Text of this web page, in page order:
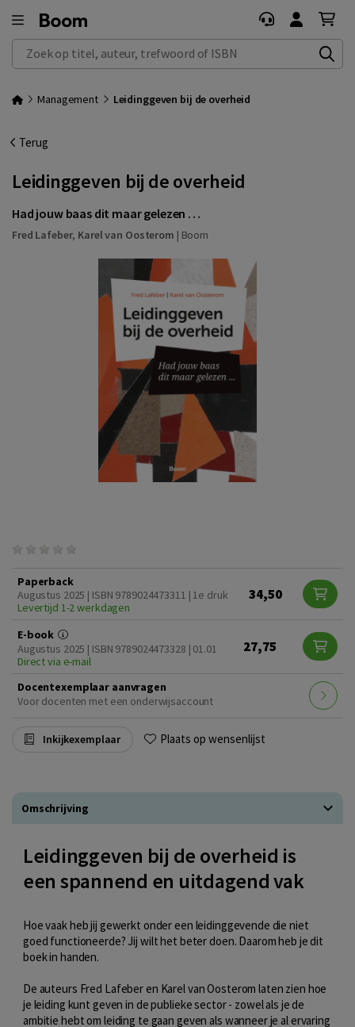
Zoek op titel, auteur, trefwoord of ISBN
Management Leidinggeven bij de overheid
Terug
Leidinggeven bij de overheid
Had jouw baas dit maar gelezen …
Fred Lafeber, Karel van Oosterom | Boom
Paperback
Augustus 2025 | ISBN 9789024473311 | 1e druk
Levertijd 1-2 werkdagen
34,50
E-book
Augustus 2025 | ISBN 9789024473328 | 01.01
Direct via e-mail
27,75
Docentexemplaar aanvragen
Voor docenten met een onderwijsaccount
Inkijkexemplaar Plaats op wensenlijst
Omschrijving
Leidinggeven bij de overheid is
een spannend en uitdagend vak
Hoe vaak heb jij gewerkt onder een leidinggevende die niet
goed functioneerde? Jij wilt het beter doen. Daarom heb je dit
boek in handen.
De auteurs Fred Lafeber en Karel van Oosterom laten zien hoe
je leiding kunt geven in de publieke sector - zowel als je de
ambitie hebt om leiding te gaan geven als wanneer je al ervaring